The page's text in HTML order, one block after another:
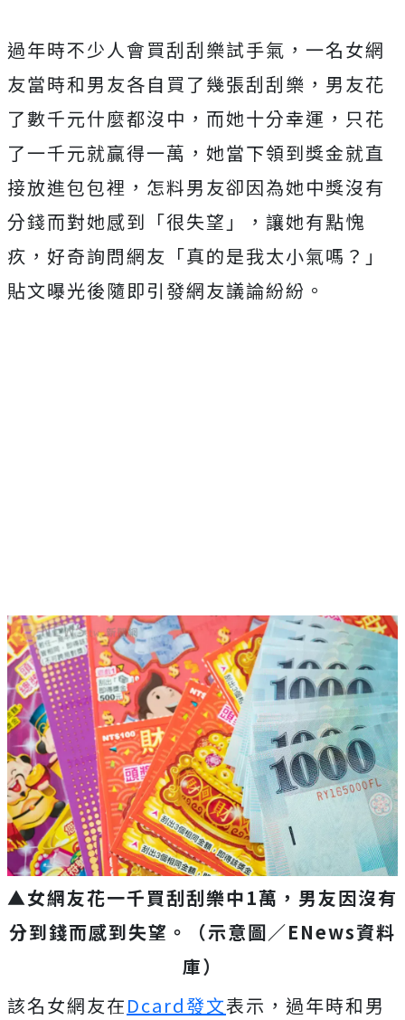
過年時不少人會買刮刮樂試手氣，一名女網
友當時和男友各自買了幾張刮刮樂，男友花
了數千元什麼都沒中，而她十分幸運，只花
了一千元就贏得一萬，她當下領到獎金就直
接放進包包裡，怎料男友卻因為她中獎沒有
分錢而對她感到「很失望」，讓她有點愧
疚，好奇詢問網友「真的是我太小氣嗎？」
貼文曝光後隨即引發網友議論紛紛。
▲女網友花一千買刮刮樂中1萬，男友因沒有
分到錢而感到失望。（示意圖／ENews資料
庫）
該名女網友在Dcard發文表示，過年時和男